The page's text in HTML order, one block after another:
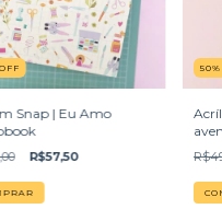
OFF
Snap | Eu Amo
R$57,50
50